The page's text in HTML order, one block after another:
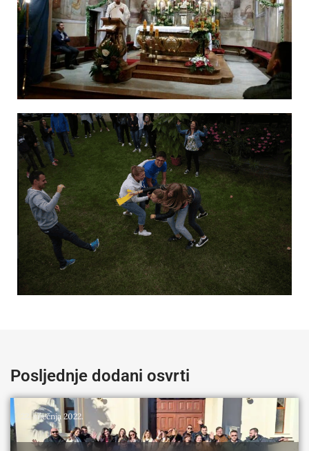
Posljednje dodani osvrti
22. siječnja 2022.